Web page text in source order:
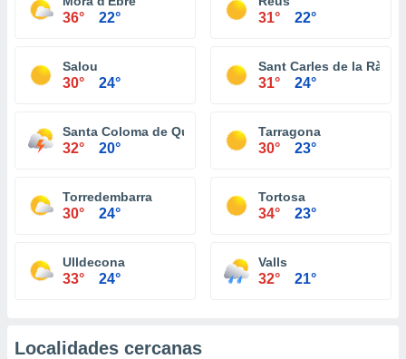
36° 22° 31° 22°
Salou
30° 24°
Sant Carles de la Ràpita
31° 24°
Santa Coloma de Queralt
32° 20°
Tarragona
30° 23°
Torredembarra
30° 24°
Tortosa
34° 23°
Ulldecona
33° 24°
Valls
32° 21°
Localidades cercanas